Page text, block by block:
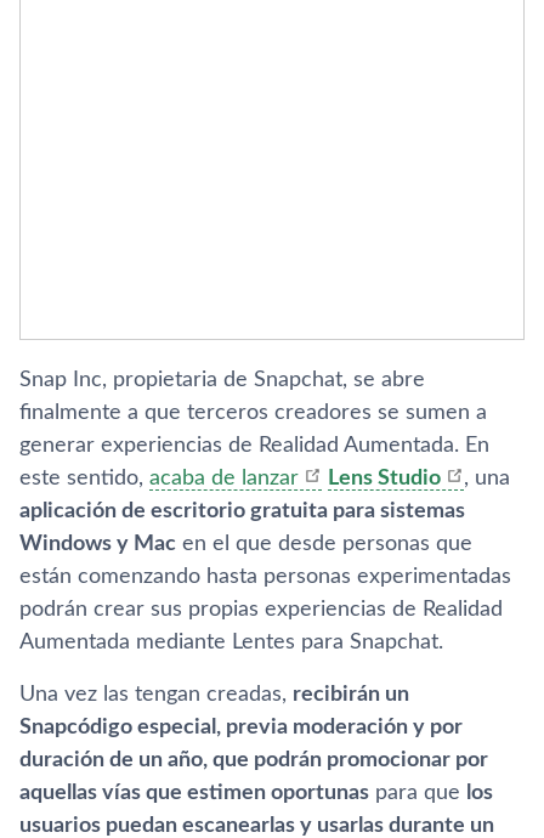
Snap Inc, propietaria de Snapchat, se abre
finalmente a que terceros creadores se sumen a
generar experiencias de Realidad Aumentada. En
este sentido, acaba de lanzar Lens Studio
, una
aplicación de escritorio gratuita para sistemas
Windows y Mac en el que desde personas que
están comenzando hasta personas experimentadas
podrán crear sus propias experiencias de Realidad
Aumentada mediante Lentes para Snapchat.
Una vez las tengan creadas, recibirán un
Snapcódigo especial, previa moderación y por
duración de un año, que podrán promocionar por
aquellas ví­as que estimen oportunas para que los
usuarios puedan escanearlas y usarlas durante un